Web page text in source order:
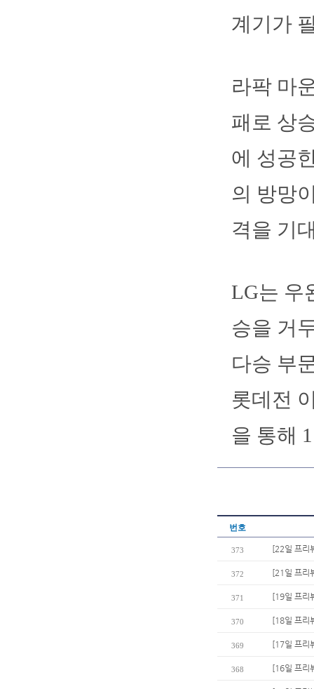
계기가
라팍 마
패로 상
에 성공
의 방망
격을 기
LG는 우
승을 거
다승 부
롯데전
을 통해
번호
373 [22일 프리
372 [21일 프리
371 [19일 프리
370 [18일 프리
369 [17일 프리
368 [16일 프리